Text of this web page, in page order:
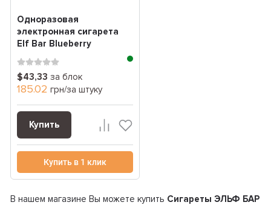
Одноразовая
электронная сигарета
Elf Bar Blueberry
(Голубика) (1500
Затяжек)
$43,33 за блок
185.02 грн/за штуку
Купить
Купить в 1 клик
В нашем магазине Вы можете купить Сигареты ЭЛЬФ БАР